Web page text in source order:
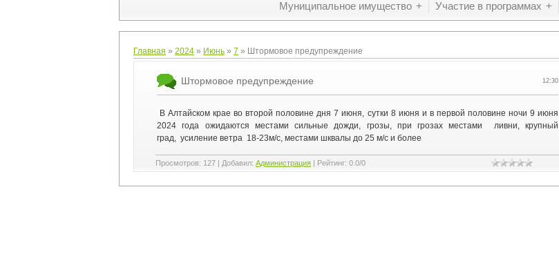
Муниципальное имущество Участие в программах
Главная » 2024 » Июнь » 7 » Штормовое предупреждение
12:30
Штормовое предупреждение
В Алтайском крае во второй половине дня 7 июня, сутки 8 июня и в первой половине ночи 9 июня
2024 года ожидаются местами сильные дожди, грозы, при грозах местами ливни, крупный
град, усиление ветра 18-23м/с, местами шквалы до 25 м/с и более
Просмотров: 127 | Добавил: Администрация | Рейтинг: 0.0/0